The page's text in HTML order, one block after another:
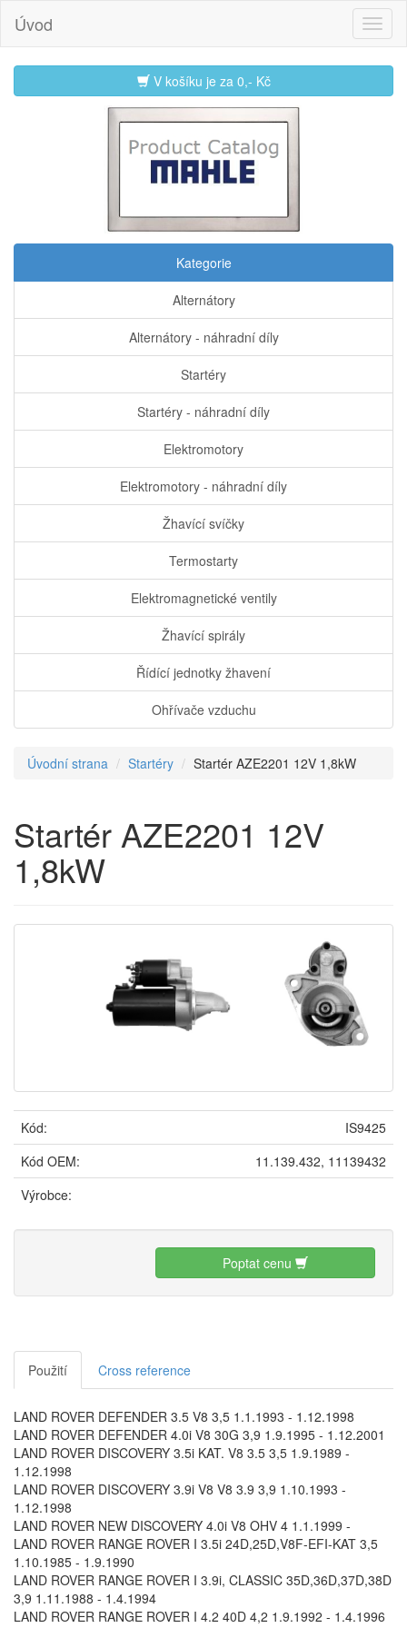
Úvod
V košíku je za 0,- Kč
Kategorie
Alternátory
Alternátory - náhradní díly
Startéry
Startéry - náhradní díly
Elektromotory
Elektromotory - náhradní díly
Žhavící svíčky
Termostarty
Elektromagnetické ventily
Žhavící spirály
Řídící jednotky žhavení
Ohřívače vzduchu
Úvodní strana Startéry Startér AZE2201 12V 1,8kW
Startér AZE2201 12V
1,8kW
Kód:
IS9425
Kód OEM:
11.139.432, 11139432
Výrobce:
Poptat cenu
Použití Cross reference
LAND ROVER DEFENDER 3.5 V8 3,5 1.1.1993 - 1.12.1998
LAND ROVER DEFENDER 4.0i V8 30G 3,9 1.9.1995 - 1.12.2001
LAND ROVER DISCOVERY 3.5i KAT. V8 3.5 3,5 1.9.1989 -
1.12.1998
LAND ROVER DISCOVERY 3.9i V8 V8 3.9 3,9 1.10.1993 -
1.12.1998
LAND ROVER NEW DISCOVERY 4.0i V8 OHV 4 1.1.1999 -
LAND ROVER RANGE ROVER I 3.5i 24D,25D,V8F-EFI-KAT 3,5
1.10.1985 - 1.9.1990
LAND ROVER RANGE ROVER I 3.9i, CLASSIC 35D,36D,37D,38D
3,9 1.11.1988 - 1.4.1994
LAND ROVER RANGE ROVER I 4.2 40D 4,2 1.9.1992 - 1.4.1996